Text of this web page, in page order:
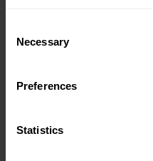
Selection
Necessary
Preferences
Statistics
OUÇA SEU CORAÇÃO
Monitorar sua
intensidade baixa,
boa maneira de ver